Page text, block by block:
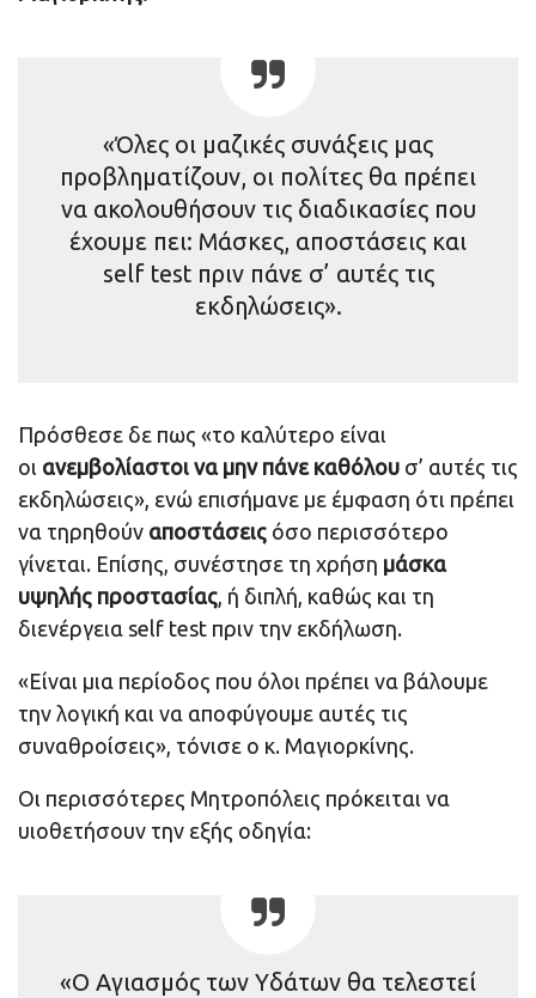
«Όλες οι μαζικές συνάξεις μας
προβληματίζουν, οι πολίτες θα πρέπει
να ακολουθήσουν τις διαδικασίες που
έχουμε πει: Μάσκες, αποστάσεις και
self test πριν πάνε σ’ αυτές τις
εκδηλώσεις».
Πρόσθεσε δε πως «το καλύτερο είναι
οι ανεμβολίαστοι να μην πάνε καθόλου σ’ αυτές τις
εκδηλώσεις», ενώ επισήμανε με έμφαση ότι πρέπει
να τηρηθούν αποστάσεις όσο περισσότερο
γίνεται. Επίσης, συνέστησε τη χρήση μάσκα
υψηλής προστασίας, ή διπλή, καθώς και τη
διενέργεια self test πριν την εκδήλωση.
«Είναι μια περίοδος που όλοι πρέπει να βάλουμε
την λογική και να αποφύγουμε αυτές τις
συναθροίσεις», τόνισε ο κ. Μαγιορκίνης.
Οι περισσότερες Μητροπόλεις πρόκειται να
υιοθετήσουν την εξής οδηγία:
«Ο Αγιασμός των Υδάτων θα τελεστεί